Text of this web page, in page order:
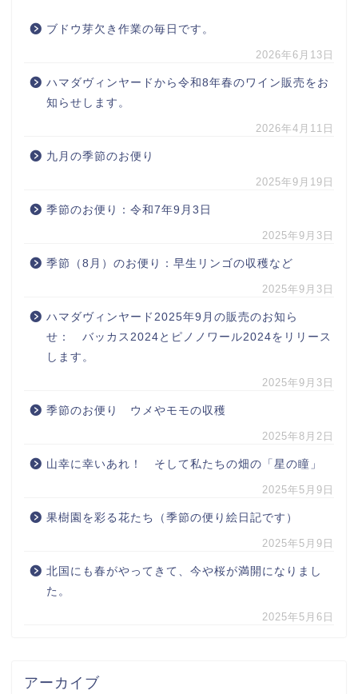
ブドウ芽欠き作業の毎日です。
2026年6月13日
ハマダヴィンヤードから令和8年春のワイン販売をお
知らせします。
2026年4月11日
九月の季節のお便り
2025年9月19日
季節のお便り：令和7年9月3日
2025年9月3日
季節（8月）のお便り：早生リンゴの収穫など
2025年9月3日
ハマダヴィンヤード2025年9月の販売のお知ら
せ： バッカス2024とピノノワール2024をリリース
します。
2025年9月3日
季節のお便り ウメやモモの収穫
2025年8月2日
山幸に幸いあれ！ そして私たちの畑の「星の瞳」
2025年5月9日
果樹園を彩る花たち（季節の便り絵日記です）
2025年5月9日
北国にも春がやってきて、今や桜が満開になりまし
た。
2025年5月6日
アーカイブ